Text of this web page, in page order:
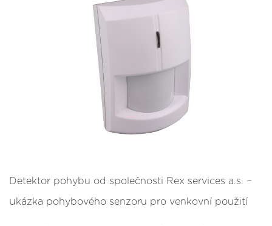
Detektor pohybu od společnosti Rex services a.s. –
ukázka pohybového senzoru pro venkovní použití